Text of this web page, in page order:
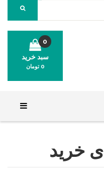
سبد خرید
0
0 تومان
خرید